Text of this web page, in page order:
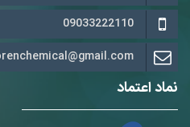
09033222110
نماد اعتماد